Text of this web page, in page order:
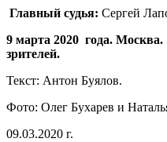
Главный судья: Сергей
9 марта 2020 года.
зрителей.
Текст: Антон Буялов.
Фото: Олег Бухарев и
09.03.2020 г.